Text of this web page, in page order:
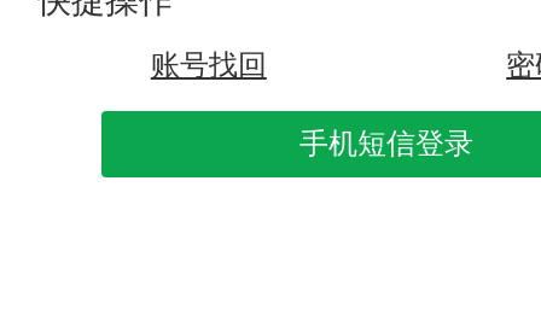
账号找回
手机短信登录